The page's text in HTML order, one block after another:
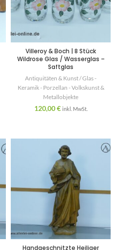
Villeroy & Boch | 8 Stück
Wildrose Glas / Wasserglas –
Saftglas
Antiquitäten & Kunst / Glas -
Keramik - Porzellan - Volkskunst &
Metallobjekte
120,00€ inkl. MwSt.
Handgeschnitzte Heiliger